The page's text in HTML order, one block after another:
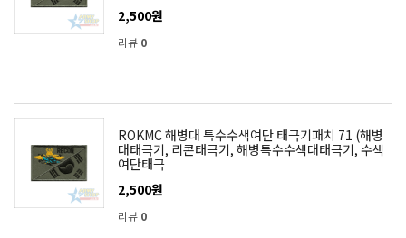
2,500원
리뷰 0
ROKMC 해병대 특수수색여단 태극기패치 71 (해병
대태극기, 리콘태극기, 해병특수수색대태극기, 수색
여단태극
2,500원
리뷰 0